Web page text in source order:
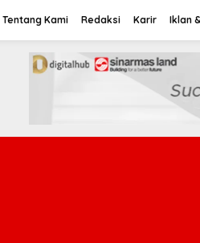
Tentang Kami Redaksi Karir Iklan